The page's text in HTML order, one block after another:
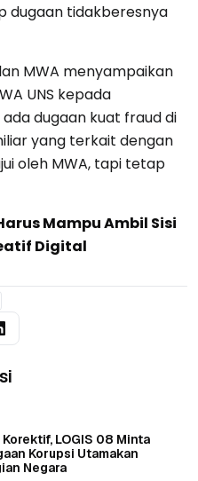
dugaan tidakberesnya
MWA menyampaikan
UNS kepada
dugaan kuat fraud di
yang terkait dengan
oleh MWA, tapi tetap
Mampu Ambil Sisi
Digital
LOGIS 08 Minta
Korupsi Utamakan
Negara